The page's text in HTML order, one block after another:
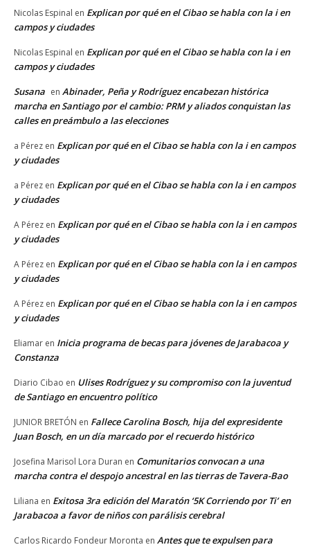
Nicolas Espinal en Explican por qué en el Cibao se habla con la i en
campos y ciudades
Nicolas Espinal en Explican por qué en el Cibao se habla con la i en
campos y ciudades
Susana en Abinader, Peña y Rodríguez encabezan histórica
marcha en Santiago por el cambio: PRM y aliados conquistan las
calles en preámbulo a las elecciones
a Pérez en Explican por qué en el Cibao se habla con la i en campos
y ciudades
a Pérez en Explican por qué en el Cibao se habla con la i en campos
y ciudades
A Pérez en Explican por qué en el Cibao se habla con la i en campos
y ciudades
A Pérez en Explican por qué en el Cibao se habla con la i en campos
y ciudades
A Pérez en Explican por qué en el Cibao se habla con la i en campos
y ciudades
Eliamar en Inicia programa de becas para jóvenes de Jarabacoa y
Constanza
Diario Cibao en Ulises Rodríguez y su compromiso con la juventud
de Santiago en encuentro político
JUNIOR BRETÓN en Fallece Carolina Bosch, hija del expresidente
Juan Bosch, en un día marcado por el recuerdo histórico
Josefina Marisol Lora Duran en Comunitarios convocan a una
marcha contra el despojo ancestral en las tierras de Tavera-Bao
Liliana en Exitosa 3ra edición del Maratón ‘5K Corriendo por Ti’ en
Jarabacoa a favor de niños con parálisis cerebral
Carlos Ricardo Fondeur Moronta en Antes que te expulsen para